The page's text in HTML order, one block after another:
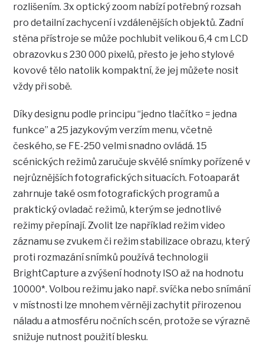
rozlišením. 3x optický zoom nabízí potřebný rozsah
pro detailní zachycení i vzdálenějších objektů. Zadní
stěna přístroje se může pochlubit velikou 6,4 cm LCD
obrazovku s 230 000 pixelů, přesto je jeho stylové
kovové tělo natolik kompaktní, že jej můžete nosit
vždy při sobě.
Díky designu podle principu “jedno tlačítko = jedna
funkce” a 25 jazykovým verzím menu, včetně
českého, se FE-250 velmi snadno ovládá. 15
scénických režimů zaručuje skvělé snímky pořízené v
nejrůznějších fotografických situacích. Fotoaparát
zahrnuje také osm fotografických programů a
praktický ovladač režimů, kterým se jednotlivé
režimy přepínají. Zvolit lze například režim video
záznamu se zvukem či režim stabilizace obrazu, který
proti rozmazání snímků používá technologii
BrightCapture a zvýšení hodnoty ISO až na hodnotu
10000*. Volbou režimu jako např. svíčka nebo snímání
v místnosti lze mnohem věrněji zachytit přirozenou
náladu a atmosféru nočních scén, protože se výrazně
snižuje nutnost použití blesku.